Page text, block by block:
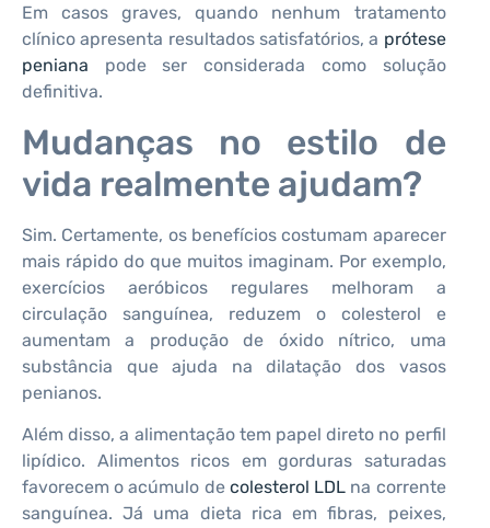
Em casos graves, quando nenhum tratamento
clínico apresenta resultados satisfatórios, a prótese
peniana pode ser considerada como solução
definitiva.
Mudanças no estilo de
vida realmente ajudam?
Sim. Certamente, os benefícios costumam aparecer
mais rápido do que muitos imaginam. Por exemplo,
exercícios aeróbicos regulares melhoram a
circulação sanguínea, reduzem o colesterol e
aumentam a produção de óxido nítrico, uma
substância que ajuda na dilatação dos vasos
penianos.
Além disso, a alimentação tem papel direto no perfil
lipídico. Alimentos ricos em gorduras saturadas
favorecem o acúmulo de colesterol LDL na corrente
sanguínea. Já uma dieta rica em fibras, peixes,